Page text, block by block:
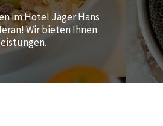
im Hotel Jager Hans
Wir bieten Ihnen